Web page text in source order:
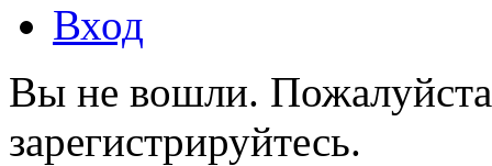
Вход
Вы не вошли.
зарегистрируйтесь.